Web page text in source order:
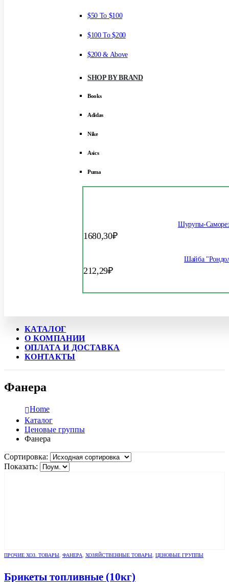
$50 To $100
$100 To $200
$200 & Above
SHOP BY BRAND
Books
Adidas
Nike
Asics
Puma
Шурупы-
1680,30₽
Шайба
212,29₽
КАТАЛОГ
О КОМПАНИИ
ОПЛАТА И ДОСТАВКА
КОНТАКТЫ
Фанера
Home
Каталог
Ценовые группы
Фанера
Сортировка:
Показать:
ПРОЧИЕ ХОЗ. ТОВАРЫ, ФАНЕРА, ХОЗЯЙСТВЕННЫЕ ТОВАРЫ, ЦЕНОВЫЕ ГРУППЫ
Брикеты топливные (10кг)